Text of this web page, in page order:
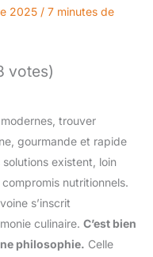
2025 / 7 minutes de
votes)
trouver
gourmande et rapide
existent, loin
nutritionnels.
s’inscrit
culinaire. C’est bien
philosophie. Celle